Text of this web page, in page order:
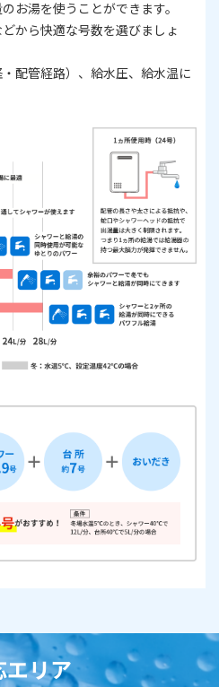
お湯を使うことができます。
から快適な号数を選びましょ
配管経路）、給水圧、給水温に
エリア